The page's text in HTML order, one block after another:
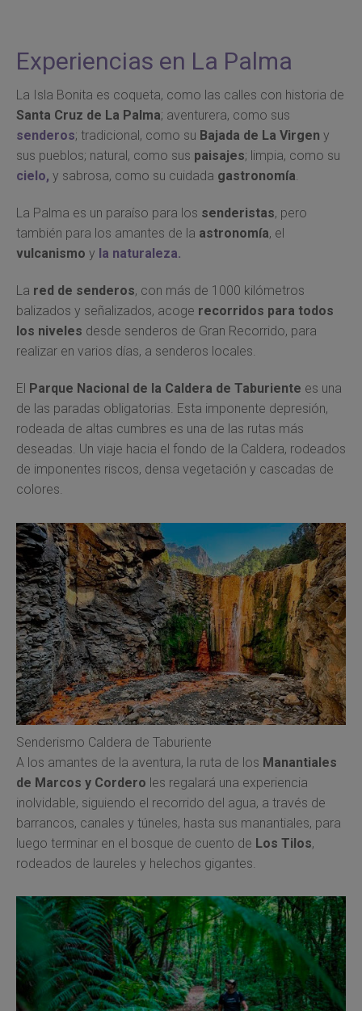
Experiencias en La Palma
La Isla Bonita es coqueta, como las calles con historia de
Santa Cruz de La Palma; aventurera, como sus
senderos; tradicional, como su Bajada de La Virgen y
sus pueblos; natural, como sus paisajes; limpia, como su
cielo, y sabrosa, como su cuidada gastronomía.
La Palma es un paraíso para los senderistas, pero
también para los amantes de la astronomía, el
vulcanismo y la naturaleza.
La red de senderos, con más de 1000 kilómetros
balizados y señalizados, acoge recorridos para todos
los niveles desde senderos de Gran Recorrido, para
realizar en varios días, a senderos locales.
El Parque Nacional de la Caldera de Taburiente es una
de las paradas obligatorias. Esta imponente depresión,
rodeada de altas cumbres es una de las rutas más
deseadas. Un viaje hacia el fondo de la Caldera, rodeados
de imponentes riscos, densa vegetación y cascadas de
colores.
Senderismo Caldera de Taburiente
A los amantes de la aventura, la ruta de los Manantiales
de Marcos y Cordero les regalará una experiencia
inolvidable, siguiendo el recorrido del agua, a través de
barrancos, canales y túneles, hasta sus manantiales, para
luego terminar en el bosque de cuento de Los Tilos,
rodeados de laureles y helechos gigantes.